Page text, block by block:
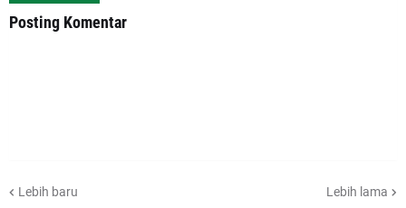
Posting Komentar
Lebih baru Lebih lama